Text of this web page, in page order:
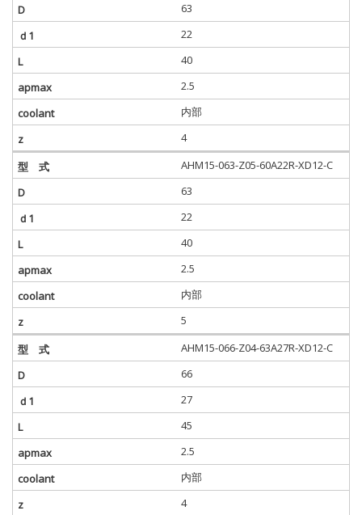
63
22
40
2.5
内部
4
AHM15-063-Z05-60A22R-XD12-C
63
22
40
2.5
内部
5
AHM15-066-Z04-63A27R-XD12-C
66
27
45
2.5
内部
4